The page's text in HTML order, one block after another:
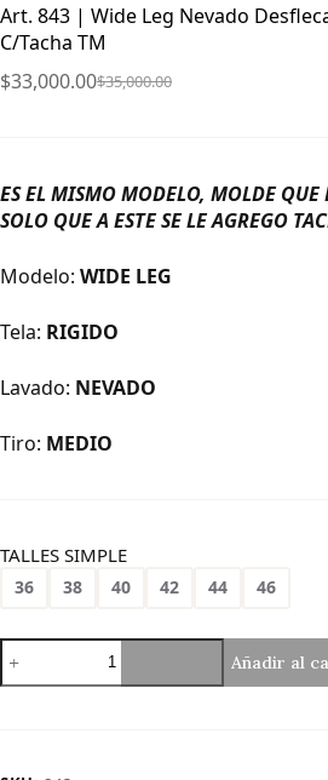
Art. 843 | Wide Leg Nevado
C/Tacha TM
$35,000.00
El
$35,000.00.
$33,000.00
El
$33,000.00.
ES EL MISMO MODELO, MOLDE QUE
SOLO QUE A ESTE SE LE AGREGO
Modelo: WIDE LEG
Tela: RIGIDO
Lavado: NEVADO
Tiro: MEDIO
TALLES SIMPLE
36 38 40 42 44 46
Art.
843
Añadir al